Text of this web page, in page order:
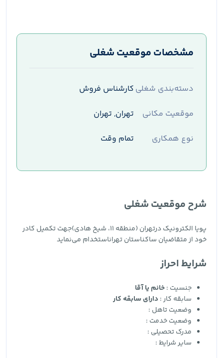
مشخصات موقعیت شغلی
دسته‌بندی شغلی کارشناس فروش
موقعیت مکانی
تهران, تهران
نوع همکاری
تمام وقت
شرح موقعیت شغلی
پویا الکترونیک درتهران (منطقه ۱۱، شیخ هادی)جهت تکمیل کادر
خود از متقاضیان ساکناستان تهراناستخدام می‌نماید
شرایط احراز
جنسیت :خانم یا آقا
سابقه کار : دارای سابقه کار
وضعیت تاهل :
وضعیت خدمت :
مدرک تحصیلی :
سایر شرایط :